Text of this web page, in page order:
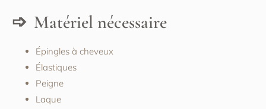
Matériel nécessaire
Épingles à cheveux
Élastiques
Peigne
Laque